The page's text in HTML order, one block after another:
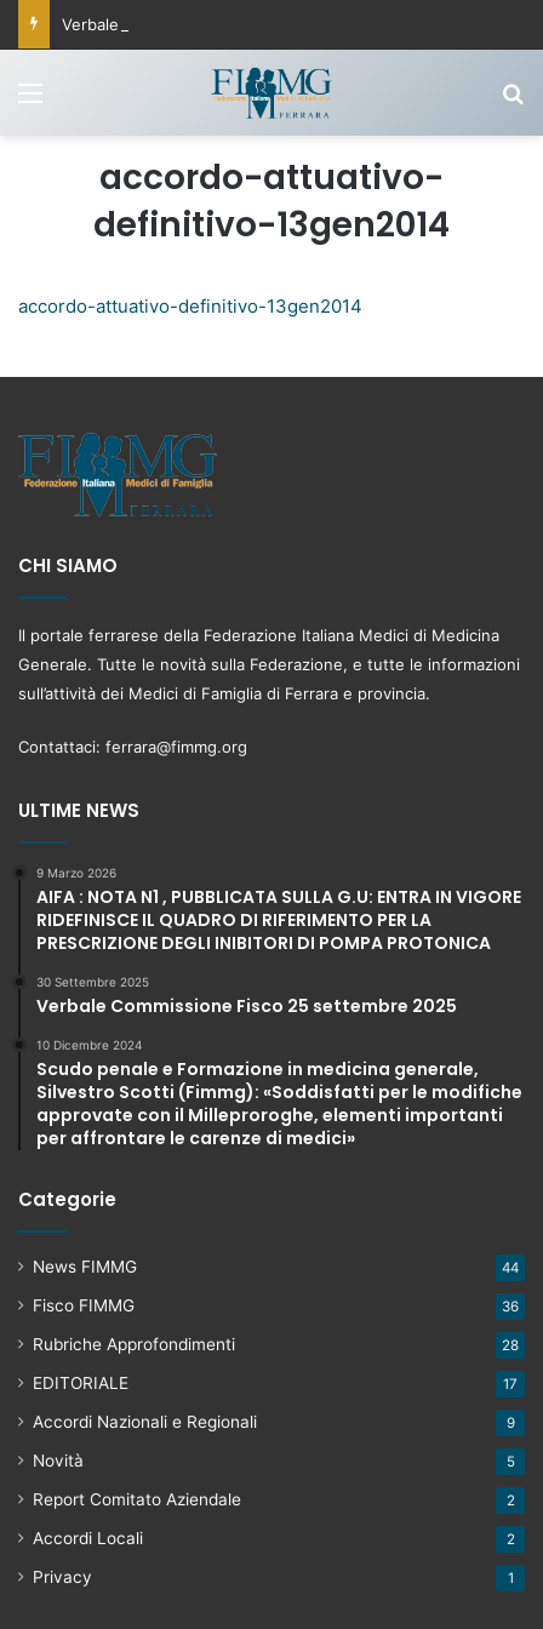
Verbale Commissione Fisco 25 settembre 2025
accordo-attuativo-
definitivo-13gen2014
accordo-attuativo-definitivo-13gen2014
CHI SIAMO
Il portale ferrarese della Federazione Italiana Medici di Medicina
Generale. Tutte le novità sulla Federazione, e tutte le informazioni
sull’attività dei Medici di Famiglia di Ferrara e provincia.
Contattaci: ferrara@fimmg.org
ULTIME NEWS
9 Marzo 2026
AIFA : NOTA N1 , PUBBLICATA SULLA G.U: ENTRA IN VIGORE
RIDEFINISCE IL QUADRO DI RIFERIMENTO PER LA
PRESCRIZIONE DEGLI INIBITORI DI POMPA PROTONICA
30 Settembre 2025
Verbale Commissione Fisco 25 settembre 2025
10 Dicembre 2024
Scudo penale e Formazione in medicina generale,
Silvestro Scotti (Fimmg): «Soddisfatti per le modifiche
approvate con il Milleproroghe, elementi importanti
per affrontare le carenze di medici»
Categorie
News FIMMG 44
Fisco FIMMG 36
Rubriche Approfondimenti 28
EDITORIALE 17
Accordi Nazionali e Regionali 9
Novità 5
Report Comitato Aziendale 2
Accordi Locali 2
Privacy 1